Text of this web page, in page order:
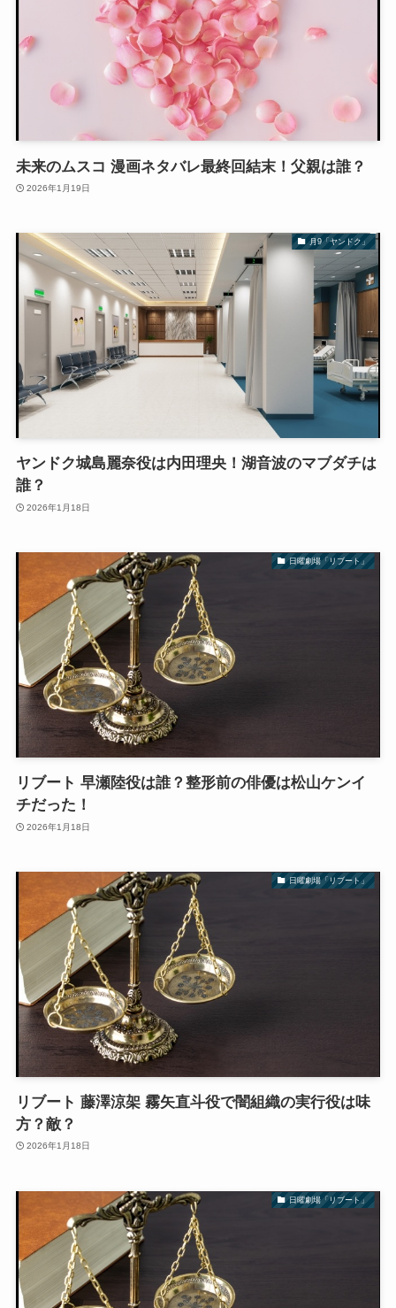
未来のムスコ 漫画ネタバレ最終回結末！父親は誰？
2026年1月19日
月9「ヤンドク」
ヤンドク城島麗奈役は内田理央！湖音波のマブダチは
誰？
2026年1月18日
日曜劇場「リブート」
リブート 早瀬陸役は誰？整形前の俳優は松山ケンイ
チだった！
2026年1月18日
日曜劇場「リブート」
リブート 藤澤涼架 霧矢直斗役で闇組織の実行役は味
方？敵？
2026年1月18日
日曜劇場「リブート」